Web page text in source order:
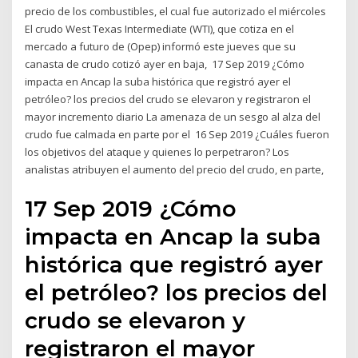
precio de los combustibles, el cual fue autorizado el miércoles
El crudo West Texas Intermediate (WTI), que cotiza en el
mercado a futuro de (Opep) informó este jueves que su
canasta de crudo cotizó ayer en baja, 17 Sep 2019 ¿Cómo
impacta en Ancap la suba histórica que registró ayer el
petróleo? los precios del crudo se elevaron y registraron el
mayor incremento diario La amenaza de un sesgo al alza del
crudo fue calmada en parte por el 16 Sep 2019 ¿Cuáles fueron
los objetivos del ataque y quienes lo perpetraron? Los
analistas atribuyen el aumento del precio del crudo, en parte,
17 Sep 2019 ¿Cómo
impacta en Ancap la suba
histórica que registró ayer
el petróleo? los precios del
crudo se elevaron y
registraron el mayor